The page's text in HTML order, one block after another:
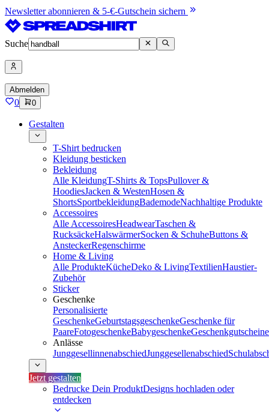
Newsletter abonnieren & 5-€-Gutschein sichern
Suche
Abmelden
0 0
Gestalten
T-Shirt bedrucken
Kleidung besticken
Bekleidung
Alle KleidungT-Shirts & TopsPullover &
HoodiesJacken & WestenHosen &
ShortsSportbekleidungBademodeNachhaltige Produkte
Accessoires
Alle AccessoiresHeadwearTaschen &
RucksäckeHalswärmerSocken & SchuheButtons &
AnsteckerRegenschirme
Home & Living
Alle ProdukteKücheDeko & LivingTextilienHaustier-
Zubehör
Sticker
Geschenke
Personalisierte
GeschenkeGeburtstagsgeschenkeGeschenke für
PaareFotogeschenkeBabygeschenkeGeschenkgutscheine
Anlässe
JunggesellinnenabschiedJunggesellenabschied
Jetzt gestalten
Bedrucke Dein ProduktDesigns hochladen oder
entdecken